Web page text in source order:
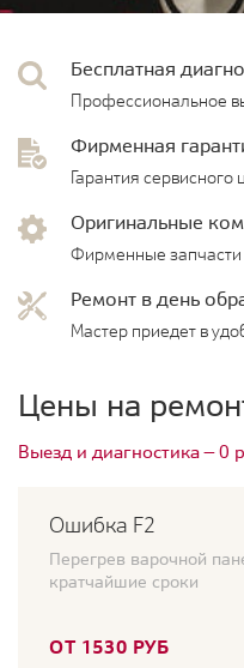
Бесплатная
Профессиональное
Фирменная
Гарантия сервисного
Оригинальные
Фирменные
Ремонт в день
Мастер приедет в
Цены на
Выезд и диагностика — 0
Ошибка F2
Перегрев варочной
кратчайшие сроки
ОТ 1530 РУБ